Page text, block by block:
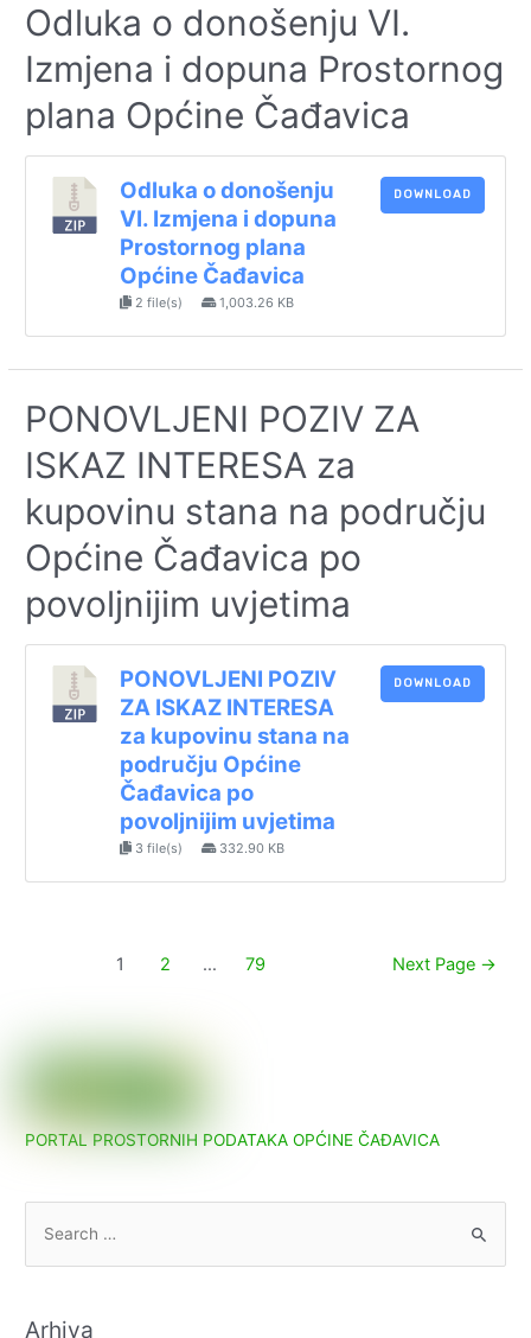
Odluka o donošenju VI.
Izmjena i dopuna Prostornog
plana Općine Čađavica
Odluka o donošenju
VI. Izmjena i dopuna
Prostornog plana
Općine Čađavica
2 file(s) 1,003.26 KB
DOWNLOAD
PONOVLJENI POZIV ZA
ISKAZ INTERESA za
kupovinu stana na području
Općine Čađavica po
povoljnijim uvjetima
PONOVLJENI POZIV
ZA ISKAZ INTERESA
za kupovinu stana na
području Općine
Čađavica po
povoljnijim uvjetima
3 file(s) 332.90 KB
DOWNLOAD
1 2 … 79 Next Page →
PORTAL PROSTORNIH PODATAKA OPĆINE ČAĐAVICA
Arhiva